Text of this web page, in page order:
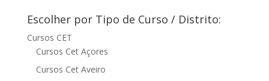
Escolher por Tipo de Curso / Distrito:
Cursos CET
Cursos Cet Açores
Cursos Cet Aveiro